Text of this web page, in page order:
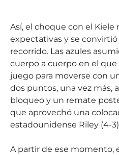
Así, el choque con el Kiele
expectativas y se
recorrido. Las azules
cuerpo a cuerpo en el
juego para moverse con
dos puntos, una vez más,
bloqueo y un remate
que aprovechó una
estadounidense Riley (4-
A partir de ese momento,